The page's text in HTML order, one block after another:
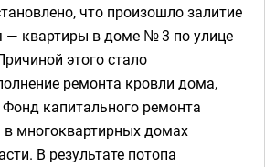
что произошло залитие
— квартиры в доме № 3 по улице
этого стало
ремонта кровли дома,
капитального ремонта
многоквартирных домах
В результате потопа